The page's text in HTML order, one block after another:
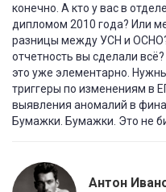
конечно. А кто у вас в
дипломом 2010 года? Или
разницы между УСН и
отчетность вы сделали
это уже элементарно.
триггеры по изменениям в
выявления аномалий в
Бумажки. Бумажки. Это не
Антон